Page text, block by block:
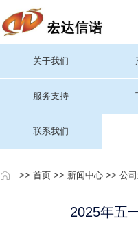
关于我们
服务支持
联系我们
>> 首页 >> 新闻中心 >> 公
2025年五